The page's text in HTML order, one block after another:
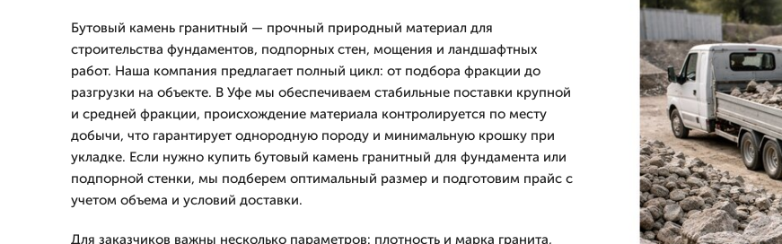
Бутовый камень гранитный — прочный природный материал для
строительства фундаментов, подпорных стен, мощения и ландшафтных
работ. Наша компания предлагает полный цикл: от подбора фракции до
разгрузки на объекте. В Уфе мы обеспечиваем стабильные поставки крупной
и средней фракции, происхождение материала контролируется по месту
добычи, что гарантирует однородную породу и минимальную крошку при
укладке. Если нужно купить бутовый камень гранитный для фундамента или
подпорной стенки, мы подберем оптимальный размер и подготовим прайс с
учетом объема и условий доставки.
Для заказчиков важны несколько параметров: плотность и марка гранита,